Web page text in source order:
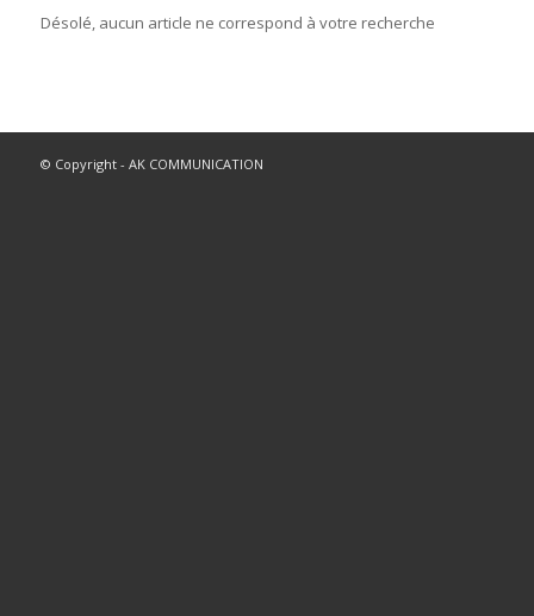
Désolé, aucun article ne correspond à votre recherche
© Copyright - AK COMMUNICATION